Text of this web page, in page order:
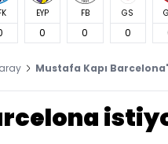
EYP
0
FB
0
GS
0
Mustafa Kapı